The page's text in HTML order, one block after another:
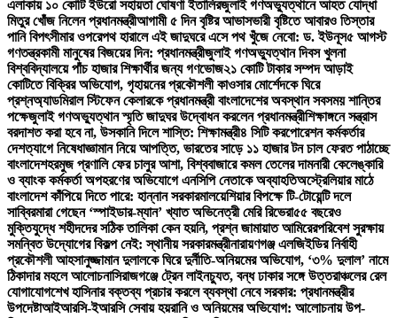
এলাকায় ১০ কোটি ইউরো সহায়তা ঘোষণা ইতালিরজুলাই গণঅভ্যুত্থানে আহত যোদ্ধা
মিতুর খোঁজ নিলেন প্রধানমন্ত্রীআগামী ৫ দিন বৃষ্টির আভাসভারী বৃষ্টিতে আবারও তিস্তার
পানি বিপৎসীমার ওপরেপথ হারালে এই জাদুঘরে এসে পথ খুঁজে নেবো: ড. ইউনূস৫ আগস্ট
গণতন্ত্রকামী মানুষের বিজয়ের দিন: প্রধানমন্ত্রীজুলাই গণঅভ্যুত্থান দিবস খুলনা
বিশ্ববিদ্যালয়ে পাঁচ হাজার শিক্ষার্থীর জন্য গণভোজ২১ কোটি টাকার সম্পদ আড়াই
কোটিতে বিক্রির অভিযোগ, গৃহায়নের প্রকৌশলী কাওসার মোর্শেদকে ঘিরে
প্রশ্নঅ্যাডমিরাল স্টিফেন কেলারকে প্রধানমন্ত্রী বাংলাদেশের অবস্থান সবসময় শান্তির
পক্ষেজুলাই গণঅভ্যুত্থান স্মৃতি জাদুঘর উদ্বোধন করলেন প্রধানমন্ত্রীশিক্ষাঙ্গনে সন্ত্রাস
বরদাশত করা হবে না, উসকানি দিলে শাস্তি: শিক্ষামন্ত্রী৪ সিটি করপোরেশন কর্মকর্তার
দেশত্যাগে নিষেধাজ্ঞামান নিয়ে আপত্তি, ভারতের সাড়ে ১১ হাজার টন চাল ফেরত পাঠাচ্ছে
বাংলাদেশহরমুজ প্রণালি ফের চালুর আশা, বিশ্ববাজারে কমল তেলের দামনারী কেলেঙ্কারি
ও ব্যাংক কর্মকর্তা অপহরণের অভিযোগে এনসিপি নেতাকে অব্যাহতিঅস্ট্রেলিয়ার মাঠে
বাংলাদেশ কাঁপিয়ে দিতে পারে: হান্নান সরকারমালয়েশিয়ার বিপক্ষে টি-টোয়েন্টি দলে
সাব্বিরমারা গেছেন ‘স্পাইডার-ম্যান’ খ্যাত অভিনেত্রী মেরি রিভেরা৫৫ বছরেও
মুক্তিযুদ্ধে শহীদদের সঠিক তালিকা কেন হয়নি, প্রশ্ন জামায়াত আমিরেরপরিবেশ সুরক্ষায়
সমন্বিত উদ্যোগের বিকল্প নেই: স্থানীয় সরকারমন্ত্রীনারায়ণগঞ্জ এলজিইডির নির্বাহী
প্রকৌশলী আহসানুজ্জামান দুলালকে ঘিরে দুর্নীতি-অনিয়মের অভিযোগ, ‘৩% দুলাল’ নামে
ঠিকাদার মহলে আলোচনাসিরাজগঞ্জে ট্রেন লাইনচ্যুত, বন্ধ ঢাকার সঙ্গে উত্তরাঞ্চলের রেল
যোগাযোগশেখ হাসিনার বক্তব্য প্রচার করলে ব্যবস্থা নেবে সরকার: প্রধানমন্ত্রীর
উপদেষ্টাআইআরসি-ইআরসি সেবায় হয়রানি ও অনিয়মের অভিযোগ: আলোচনায় উপ-